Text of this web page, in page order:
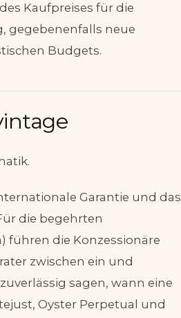
Kaufpreises für die
gegebenenfalls neue
Budgets.
Garantie und das
die begehrten
führen die Konzessionäre
zwischen ein und
sagen, wann eine
Oyster Perpetual und